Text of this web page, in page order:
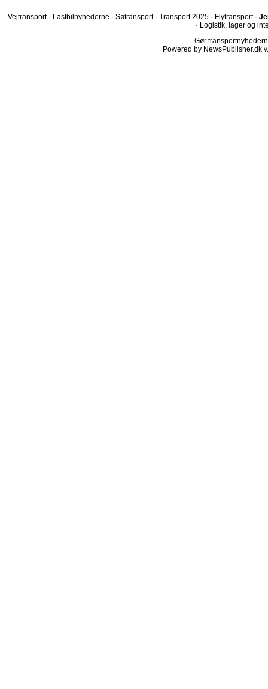
Vejtransport · Lastbilnyhederne · Søtransport · Transport 2025 · Flytransport ·
· Logistik, lager og
Gør
Powered by NewsPublisher.dk